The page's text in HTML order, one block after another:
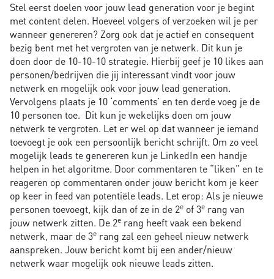
Stel eerst doelen voor jouw lead generation voor je begint
met content delen. Hoeveel volgers of verzoeken wil je per
wanneer genereren? Zorg ook dat je actief en consequent
bezig bent met het vergroten van je netwerk. Dit kun je
doen door de 10-10-10 strategie. Hierbij geef je 10 likes aan
personen/bedrijven die jij interessant vindt voor jouw
netwerk en mogelijk ook voor jouw lead generation.
Vervolgens plaats je 10 ‘comments’ en ten derde voeg je de
10 personen toe. Dit kun je wekelijks doen om jouw
netwerk te vergroten. Let er wel op dat wanneer je iemand
toevoegt je ook een persoonlijk bericht schrijft. Om zo veel
mogelijk leads te genereren kun je LinkedIn een handje
helpen in het algoritme. Door commentaren te “liken” en te
reageren op commentaren onder jouw bericht kom je keer
op keer in feed van potentiële leads. Let erop: Als je nieuwe
personen toevoegt, kijk dan of ze in de 2e of 3e rang van
jouw netwerk zitten. De 2e rang heeft vaak een bekend
netwerk, maar de 3e rang zal een geheel nieuw netwerk
aanspreken. Jouw bericht komt bij een ander/nieuw
netwerk waar mogelijk ook nieuwe leads zitten.